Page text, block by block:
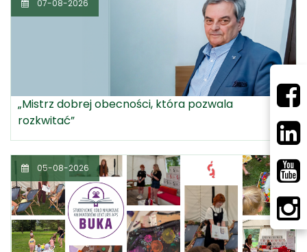
07-08-2026
„Mistrz dobrej obecności, która pozwala
rozkwitać”
05-08-2026